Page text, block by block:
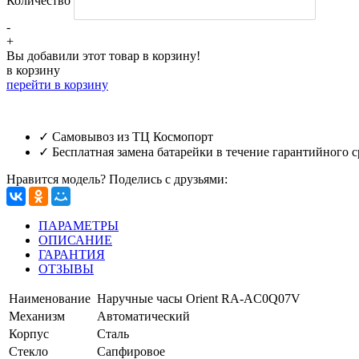
-
+
Вы добавили этот товар в корзину!
в корзину
перейти в корзину
✓ Самовывоз из ТЦ Космопорт
✓ Бесплатная замена батарейки в течение гарантийного
Нравится модель? Поделись с друзьями:
ПАРАМЕТРЫ
ОПИСАНИЕ
ГАРАНТИЯ
ОТЗЫВЫ
Наименование Наручные часы Orient RA-AC0Q07V
Механизм
Автоматический
Корпус
Сталь
Стекло
Cапфировое